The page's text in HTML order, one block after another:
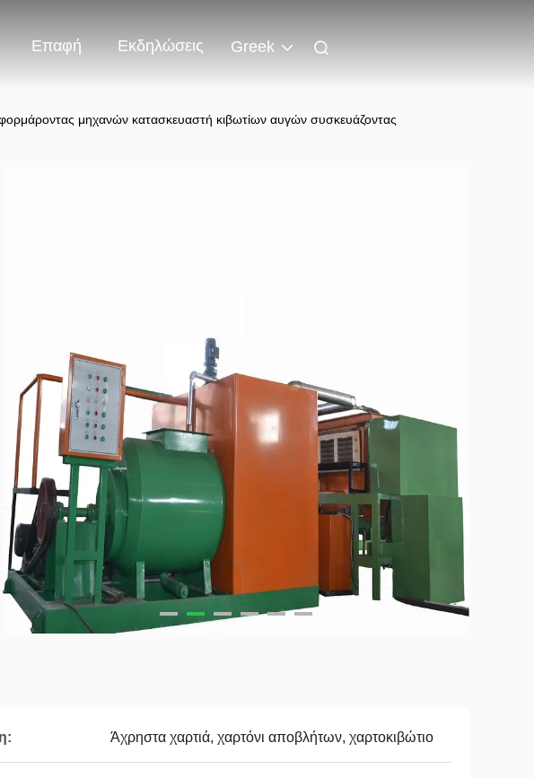
Επαφή Εκδηλώσεις Greek
μηχανών κατασκευαστή κιβωτίων αυγών συσκευάζοντας
Άχρηστα χαρτιά, χαρτόνι αποβλήτων, χαρτοκιβώτιο